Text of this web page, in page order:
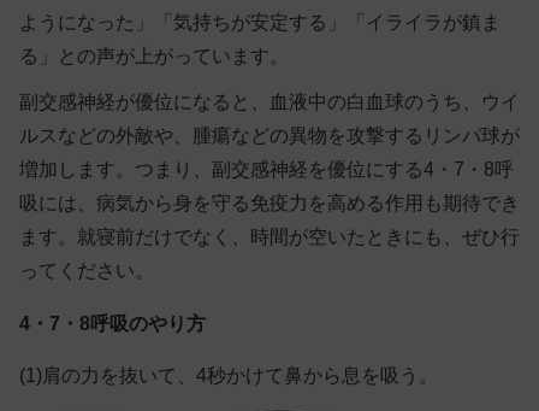
ようになった」「気持ちが安定する」「イライラが鎮ま
る」との声が上がっています。
副交感神経が優位になると、血液中の白血球のうち、ウイ
ルスなどの外敵や、腫瘍などの異物を攻撃するリンパ球が
増加します。つまり、副交感神経を優位にする4・7・8呼
吸には、病気から身を守る免疫力を高める作用も期待でき
ます。就寝前だけでなく、時間が空いたときにも、ぜひ行
ってください。
4・7・8呼吸のやり方
(1)肩の力を抜いて、4秒かけて鼻から息を吸う。